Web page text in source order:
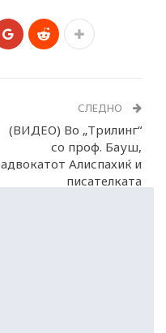
СЛЕДНО
(ВИДЕО) Во „Трилинг“
со проф. Бауш,
адвокатот Алиспахиќ и
писателката